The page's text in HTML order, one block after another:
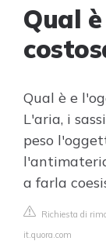
Qual
Qual è e
L'aria, i
peso
a farla
Richiesta di
it.quora.com